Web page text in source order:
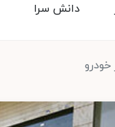
دانش سرا
خودرو